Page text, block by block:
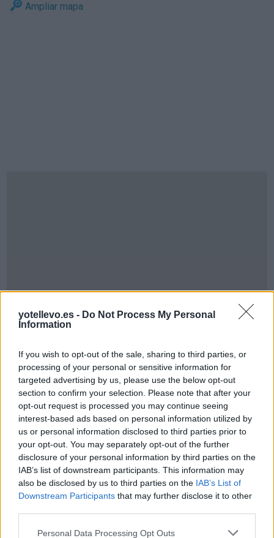
yotellevo.es - Do Not Process My Personal
Information
If you wish to opt-out of the sale, sharing to third parties, or
processing of your personal or sensitive information for
targeted advertising by us, please use the below opt-out
section to confirm your selection. Please note that after your
opt-out request is processed you may continue seeing
interest-based ads based on personal information utilized by
us or personal information disclosed to third parties prior to
your opt-out. You may separately opt-out of the further
disclosure of your personal information by third parties on the
IAB’s list of downstream participants. This information may
also be disclosed by us to third parties on the IAB’s List of
Downstream Participants that may further disclose it to other
Personal Data Processing Opt Outs
Ampliar mapa
Cómo ir desde Kreisfreie Stadt Mainz a
Valencia